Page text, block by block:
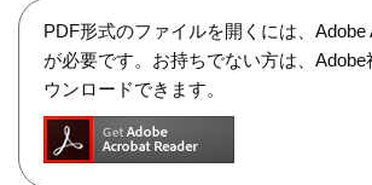
PDF形式のファイルを開くには、Adobe
が必要です。お持ちでない方は、
ウンロードできます。